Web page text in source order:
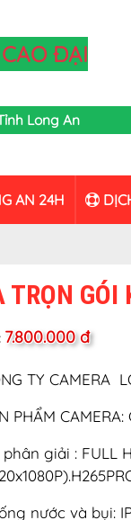
ĐẠI
Long An
AN 24H
TRỌN
7.800.000 đ
TY CAMERA
PHẨM
giải : FULL
nước và bụi: